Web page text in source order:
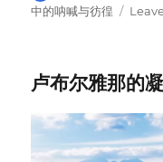
on
中的呐喊与彷徨
卢布尔雅那的